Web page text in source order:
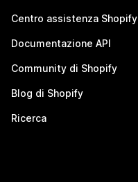
Centro assistenza Shopify
Documentazione API
Community di Shopify
Blog di Shopify
Ricerca